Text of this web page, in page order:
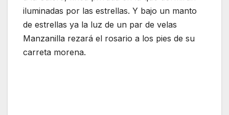
iluminadas por las estrellas. Y bajo un manto
de estrellas ya la luz de un par de velas
Manzanilla rezará el rosario a los pies de su
carreta morena.